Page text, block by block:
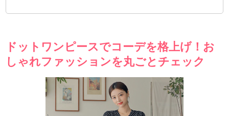
ドットワンピースでコーデを格上げ！お
しゃれファッションを丸ごとチェック